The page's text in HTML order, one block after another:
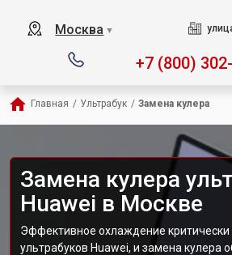
Москва ▼
+7 (800)
Главная / Ультрабук / Замена кулера
Замена кулера
Huawei в Москве
Эффективное охлаждение
ультрабуков Huawei, и замена кулера